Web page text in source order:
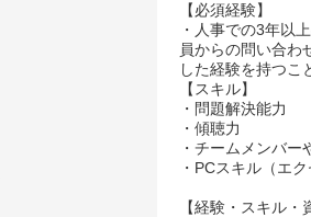
【必須経験】
・人事での3年以
員からの問い合わ
した経験を持つこ
【スキル】
・問題解決能力
・傾聴力
・チームメンバー
・PCスキル（エ
【経験・スキル・